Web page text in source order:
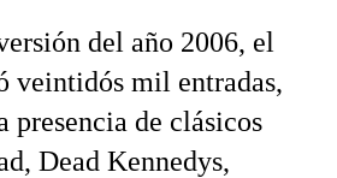
del año 2006, el
veintidós mil entradas,
presencia de clásicos
Dead Kennedys,